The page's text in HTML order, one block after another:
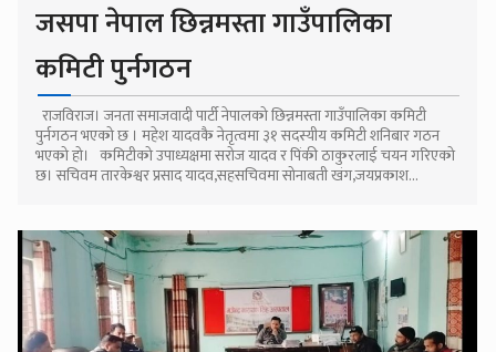
जसपा नेपाल छिन्नमस्ता गाउँपालिका
कमिटी पुर्नगठन
राजविराज। जनता समाजवादी पार्टी नेपालको छिन्नमस्ता गाउँपालिका कमिटी
पुर्नगठन भएको छ । महेश यादवकै नेतृत्वमा ३१ सदस्यीय कमिटी शनिबार गठन
भएको हो। कमिटीको उपाध्यक्षमा सरोज यादव र पिंकी ठाकुरलाई चयन गरिएको
छ। सचिवम तारकेश्वर प्रसाद यादव,सहसचिवमा सोनाबती खंग,जयप्रकाश...